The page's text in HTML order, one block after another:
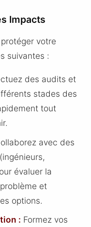
Impacts
votre
suivantes :
des audits et
stades des
tout
avec des
évaluer la
et
options.
: Formez vos